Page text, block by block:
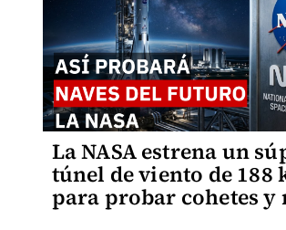
La NASA estrena un
túnel de viento de 188
para probar cohetes y